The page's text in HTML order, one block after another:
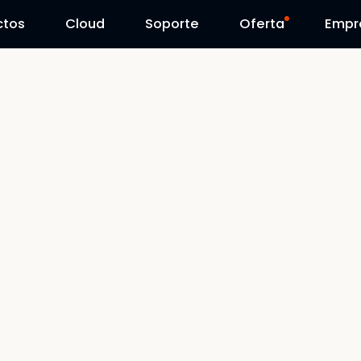
Cloud
Soporte
Contáctenos Oferta
Día Reolink